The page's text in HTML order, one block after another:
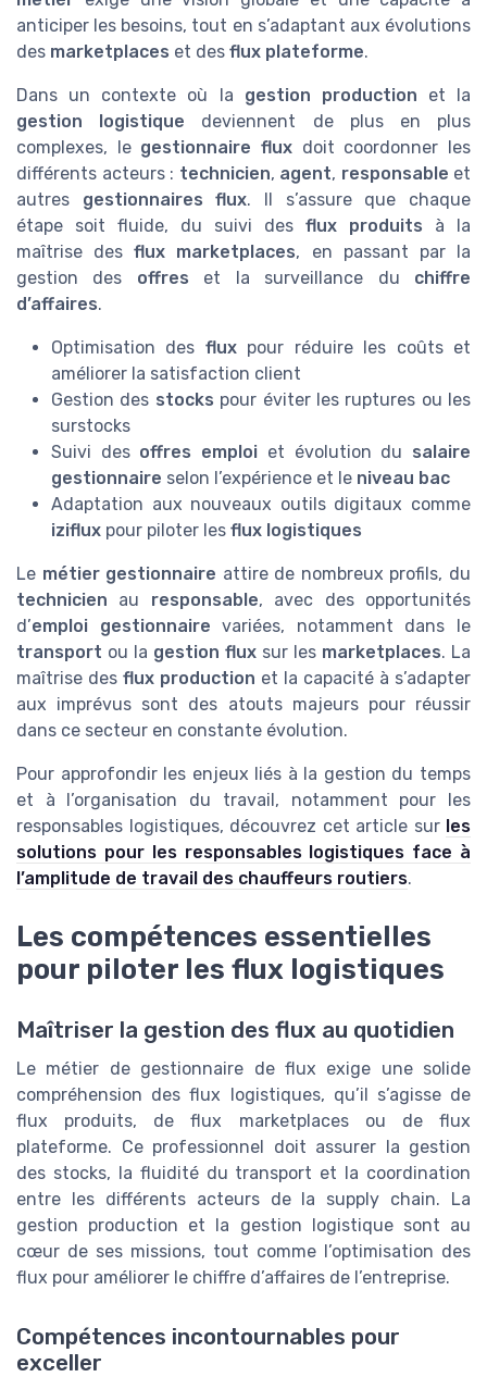
anticiper les besoins, tout en s’adaptant aux évolutions
des marketplaces et des flux plateforme.
Dans un contexte où la gestion production et la
gestion logistique deviennent de plus en plus
complexes, le gestionnaire flux doit coordonner les
différents acteurs : technicien, agent, responsable et
autres gestionnaires flux. Il s’assure que chaque
étape soit fluide, du suivi des flux produits à la
maîtrise desflux marketplaces, en passant par la
gestion des offres et la surveillance du chiffre
d’affaires.
Optimisation des fluxpour réduire les coûts et
améliorer la satisfaction client
Gestion des stocks pour éviter les ruptures ou les
surstocks
Suivi des offres emploi et évolution du salaire
gestionnaire selon l’expérience et le niveau bac
Adaptation aux nouveaux outils digitaux comme
iziflux pour piloter les flux logistiques
Le métier gestionnaire attire de nombreux profils, du
technicien au responsable, avec des opportunités
d’emploi gestionnaire variées, notamment dans le
transport ou la gestion flux sur les marketplaces. La
maîtrise des flux production et la capacité à s’adapter
aux imprévus sont des atouts majeurs pour réussir
dans ce secteur en constante évolution.
Pour approfondir les enjeux liés à la gestion du temps
et à l’organisation du travail, notamment pour les
responsables logistiques, découvrez cet article sur les
solutions pour les responsables logistiques face à
l’amplitude de travail des chauffeurs routiers.
Les compétences essentielles
pour piloter les flux logistiques
Maîtriser la gestion des flux au quotidien
Le métier de gestionnaire de flux exige une solide
compréhension des flux logistiques, qu’il s’agisse de
flux produits, de flux marketplaces ou de flux
plateforme. Ce professionnel doit assurer la gestion
des stocks, la fluidité du transport et la coordination
entre les différents acteurs de la supply chain. La
gestion production et la gestion logistique sont au
cœur de ses missions, tout comme l’optimisation des
flux pour améliorer le chiffre d’affaires de l’entreprise.
Compétences incontournables pour
exceller